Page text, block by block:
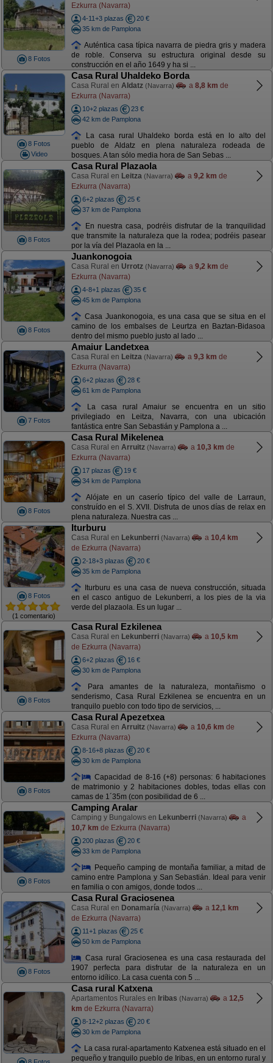
8 Fotos
Ezkurra (Navarra)
4-11+3 plazas
20 €
35 km de Pamplona
Auténtica casa típica navarra de piedra gris y madera
de roble. Conserva su estructura original desde su
construcción en el año 1649 y ha si ...
8 Fotos
Video
Casa Rural Uhaldeko Borda
Casa Rural en Aldatz (Navarra) a 8,8 km de
Ezkurra (Navarra)
10+2 plazas
23 €
42 km de Pamplona
La casa rural Uhaldeko borda está en lo alto del
pueblo de Aldatz en plena naturaleza rodeada de
bosques. A tan sólo media hora de San Sebas ...
8 Fotos
Casa Rural Plazaola
Casa Rural en Leitza (Navarra) a 9,2 km de
Ezkurra (Navarra)
6+2 plazas
25 €
37 km de Pamplona
En nuestra casa, podréis disfrutar de la tranquilidad
que transmite la naturaleza que la rodea; podréis pasear
por la vía del Plazaola en la ...
8 Fotos
Juankonogoia
Casa Rural en Urrotz (Navarra) a 9,2 km de
Ezkurra (Navarra)
4-8+1 plazas
35 €
45 km de Pamplona
Casa Juankonogoia, es una casa que se situa en el
camino de los embalses de Leurtza en Baztan-Bidasoa
dentro del mismo pueblo justo al lado ...
7 Fotos
Amaiur Landetxea
Casa Rural en Leitza (Navarra) a 9,3 km de
Ezkurra (Navarra)
6+2 plazas
28 €
61 km de Pamplona
La casa rural Amaiur se encuentra en un sitio
privilegiado en Leitza, Navarra, con una ubicación
fantástica entre San Sebastián y Pamplona a ...
8 Fotos
Casa Rural Mikelenea
Casa Rural en Arruitz (Navarra) a 10,3 km de
Ezkurra (Navarra)
17 plazas
19 €
34 km de Pamplona
Alójate en un caserío típico del valle de Larraun,
construído en el S. XVII. Disfruta de unos días de relax en
plena naturaleza. Nuestra cas ...
8 Fotos
(1 comentario)
Iturburu
Casa Rural en Lekunberri (Navarra) a 10,4 km
de Ezkurra (Navarra)
2-18+3 plazas
20 €
35 km de Pamplona
Iturburu es una casa de nueva construcción, situada
en el casco antiguo de Lekunberri, a los pies de la via
verde del plazaola. Es un lugar ...
8 Fotos
Casa Rural Ezkilenea
Casa Rural en Lekunberri (Navarra) a 10,5 km
de Ezkurra (Navarra)
6+2 plazas
16 €
30 km de Pamplona
Para amantes de la naturaleza, montañismo o
senderismo, Casa Rural Ezkilenea se encuentra en un
tranquilo pueblo con todo tipo de servicios, ...
8 Fotos
Casa Rural Apezetxea
Casa Rural en Arruitz (Navarra) a 10,6 km de
Ezkurra (Navarra)
8-16+8 plazas
20 €
30 km de Pamplona
Capacidad de 8-16 (+8) personas: 6 habitaciones
de matrimonio y 2 habitaciones dobles, todas ellas con
camas de 1´35m (con posibilidad de 6 ...
8 Fotos
Camping Aralar
Camping y Bungalows en Lekunberri (Navarra)
a
10,7 km de Ezkurra (Navarra)
200 plazas
20 €
33 km de Pamplona
Pequeño camping de montaña familiar, a mitad de
camino entre Pamplona y San Sebastián. Ideal para venir
en familia o con amigos, donde todos ...
8 Fotos
Casa Rural Graciosenea
Casa Rural en Donamaría (Navarra) a 12,1 km
de Ezkurra (Navarra)
11+1 plazas
25 €
50 km de Pamplona
Casa rural Graciosenea es una casa restaurada del
1907 perfecta para disfrutar de la naturaleza en un
entorno idílico. La casa cuenta con 5 ...
Casa rural Katxena
Apartamentos Rurales en Iribas (Navarra) a 12,5
km de Ezkurra (Navarra)
8-12+2 plazas
20 €
30 km de Pamplona
La casa rural-apartamento Katxenea está situado en el
pequeño y tranquilo pueblo de Iribas, en un entorno rural y